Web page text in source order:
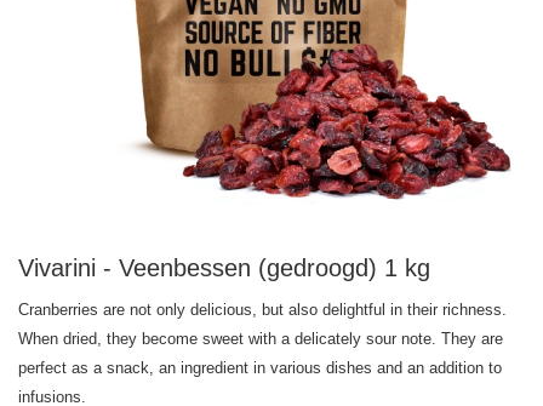
Vivarini - Veenbessen (gedroogd) 1 kg
Cranberries are not only delicious, but also delightful in their richness.
When dried, they become sweet with a delicately sour note. They are
perfect as a snack, an ingredient in various dishes and an addition to
infusions.